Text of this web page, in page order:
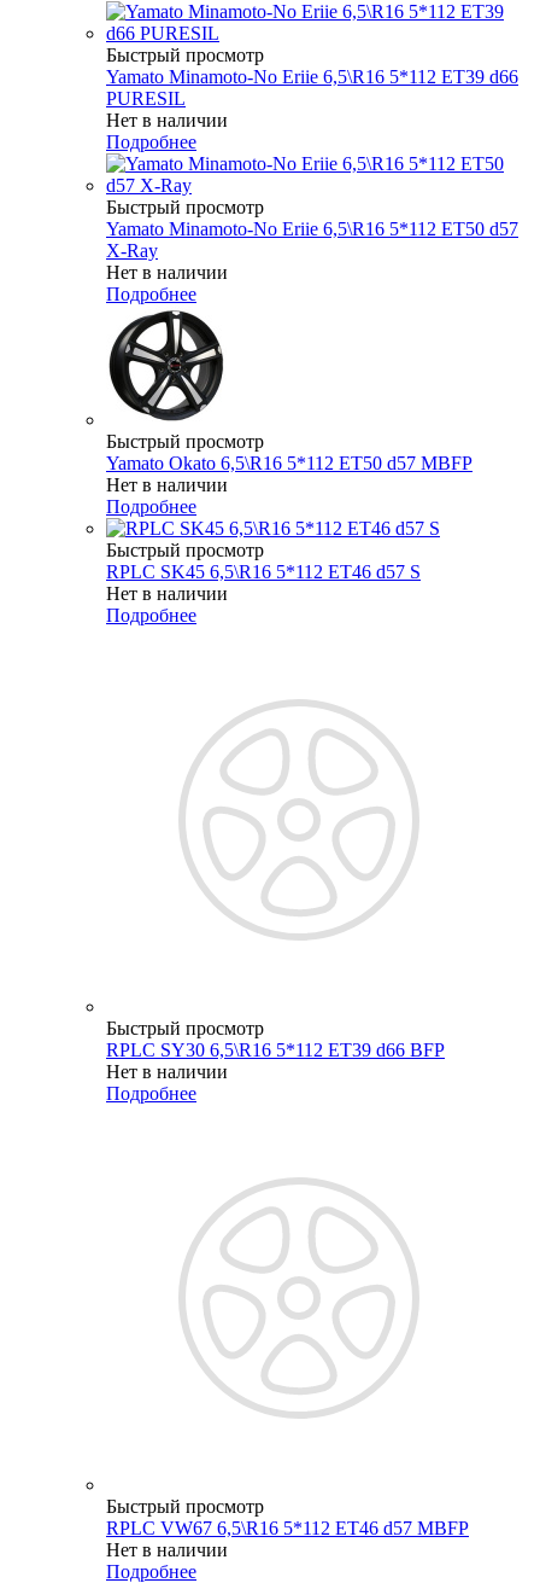
Быстрый просмотр
Yamato Minamoto-No Eriie 6,5\R16 5*112 ET39 d66
PURESIL
Нет в наличии
Подробнее
Быстрый просмотр
Yamato Minamoto-No Eriie 6,5\R16 5*112 ET50 d57
X-Ray
Нет в наличии
Подробнее
Быстрый просмотр
Yamato Okato 6,5\R16 5*112 ET50 d57 MBFP
Нет в наличии
Подробнее
Быстрый просмотр
RPLC SK45 6,5\R16 5*112 ET46 d57 S
Нет в наличии
Подробнее
Быстрый просмотр
RPLC SY30 6,5\R16 5*112 ET39 d66 BFP
Нет в наличии
Подробнее
Быстрый просмотр
RPLC VW67 6,5\R16 5*112 ET46 d57 MBFP
Нет в наличии
Подробнее